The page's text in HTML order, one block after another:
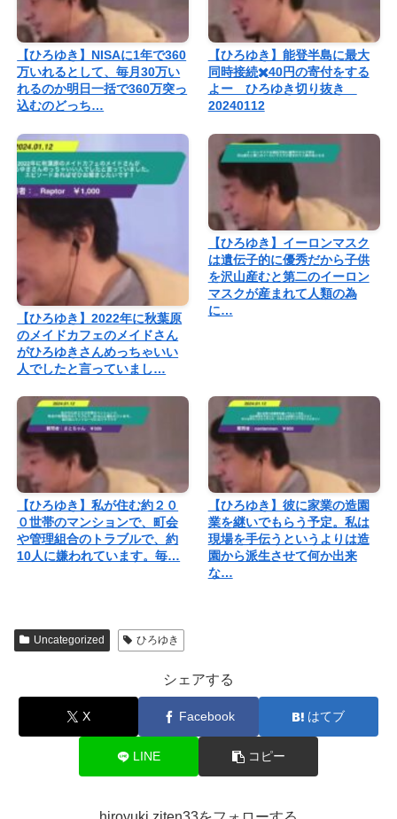
【ひろゆき】NISAに1年で360
万いれるとして、毎月30万い
れるのか明日一括で360万突っ
込むのどっち…
【ひろゆき】能登半島に最大
同時接続✖️40円の寄付をする
よー ひろゆき切り抜き
20240112
【ひろゆき】2022年に秋葉原
のメイドカフェのメイドさん
がひろゆきさんめっちゃいい
人でしたと言っていまし…
【ひろゆき】イーロンマスク
は遺伝子的に優秀だから子供
を沢山産むと第二のイーロン
マスクが産まれて人類の為
に…
【ひろゆき】私が住む約２０
０世帯のマンションで、町会
や管理組合のトラブルで、約
10人に嫌われています。毎…
【ひろゆき】彼に家業の造園
業を継いでもらう予定。私は
現場を手伝うというよりは造
園から派生させて何か出来
な…
Uncategorized ひろゆき
シェアする
X Facebook はてブ
LINE コピー